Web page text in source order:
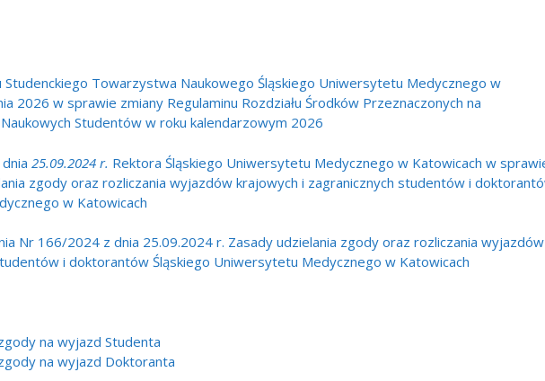
Studenckiego Towarzystwa Naukowego Śląskiego Uniwersytetu Medycznego w
2026 w sprawie zmiany Regulaminu Rozdziału Środków Przeznaczonych na
Studentów w roku kalendarzowym 2026
25.09.2024 r. Rektora Śląskiego Uniwersytetu Medycznego w Katowicach w
zgody oraz rozliczania wyjazdów krajowych i zagranicznych studentów i
w Katowicach
Nr 166/2024 z dnia 25.09.2024 r. Zasady udzielania zgody oraz rozliczania wyjazdów
i doktorantów Śląskiego Uniwersytetu Medycznego w Katowicach
na wyjazd Studenta
na wyjazd Doktoranta